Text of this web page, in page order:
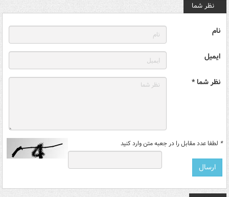
نظر شما
نام
ایمیل
نظر شما *
* لطفا عدد مقابل را در جعبه متن وارد کنید